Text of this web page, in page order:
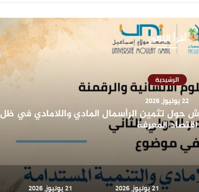
أقرأ التالي
الرشيدية
22 يوليوز، 2026
حول تثمين الرأسمال المادي واللامادي في ظل
اقتصاد المعرفة
21 يوليوز، 2026 21 يوليوز، 2026